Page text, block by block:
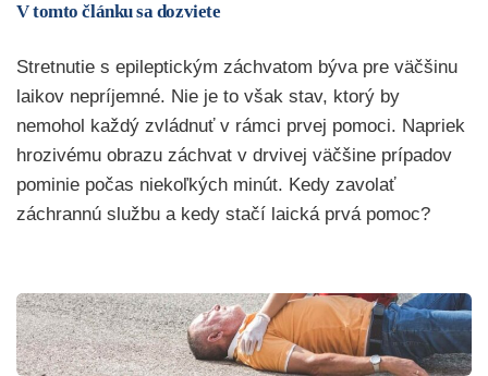
V tomto článku sa dozviete
Stretnutie s epileptickým záchvatom býva pre väčšinu
laikov nepríjemné. Nie je to však stav, ktorý by
nemohol každý zvládnuť v rámci prvej pomoci. Napriek
hrozivému obrazu záchvat v drvivej väčšine prípadov
pominie počas niekoľkých minút. Kedy zavolať
záchrannú službu a kedy stačí laická prvá pomoc?